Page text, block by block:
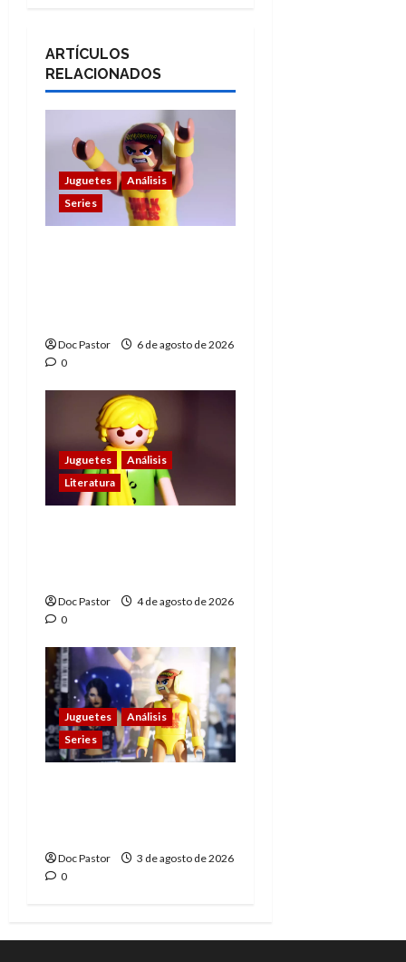
ARTÍCULOS
RELACIONADOS
Juguetes
Análisis
Series
Doc Pastor
6 de agosto de 2026
0
Juguetes
Análisis
Literatura
Doc Pastor
4 de agosto de 2026
0
Juguetes
Análisis
Series
Doc Pastor
3 de agosto de 2026
0